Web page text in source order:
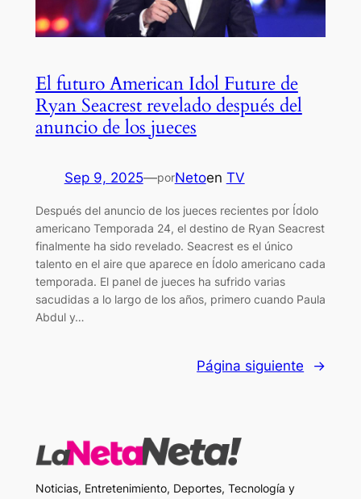
El futuro American Idol Future de
Ryan Seacrest revelado después del
anuncio de los jueces
Sep 9, 2025—porNetoen TV
Después del anuncio de los jueces recientes por Ídolo
americano Temporada 24, el destino de Ryan Seacrest
finalmente ha sido revelado. Seacrest es el único
talento en el aire que aparece en Ídolo americano cada
temporada. El panel de jueces ha sufrido varias
sacudidas a lo largo de los años, primero cuando Paula
Abdul y…
Página siguiente →
Noticias, Entretenimiento, Deportes, Tecnología y